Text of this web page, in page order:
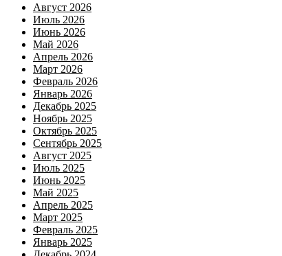
Август 2026
Июль 2026
Июнь 2026
Май 2026
Апрель 2026
Март 2026
Февраль 2026
Январь 2026
Декабрь 2025
Ноябрь 2025
Октябрь 2025
Сентябрь 2025
Август 2025
Июль 2025
Июнь 2025
Май 2025
Апрель 2025
Март 2025
Февраль 2025
Январь 2025